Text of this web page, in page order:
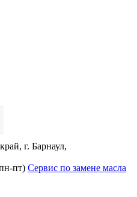
г. Барнаул,
пт) Сервис по замене масла